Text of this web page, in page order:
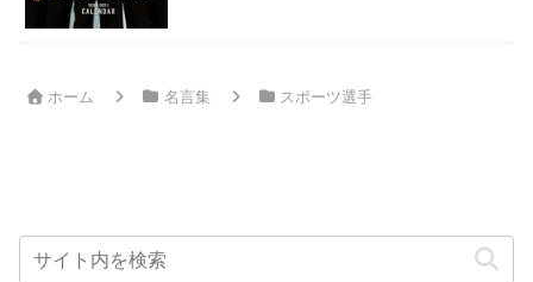
ホーム 名言集 スポーツ選手